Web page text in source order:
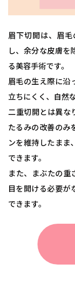
眉下切開は、眉
し、余分な皮膚を
る美容手術です。
眉毛の生え際に沿
立ちにくく、自然
二重切開とは異な
たるみの改善のみ
ンを維持したまま
できます。
また、まぶたの重
目を開ける必要が
できます。